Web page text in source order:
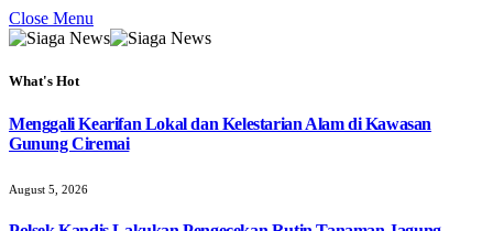
Close Menu
What's Hot
Menggali Kearifan Lokal dan Kelestarian Alam di Kawasan
Gunung Ciremai
August 5, 2026